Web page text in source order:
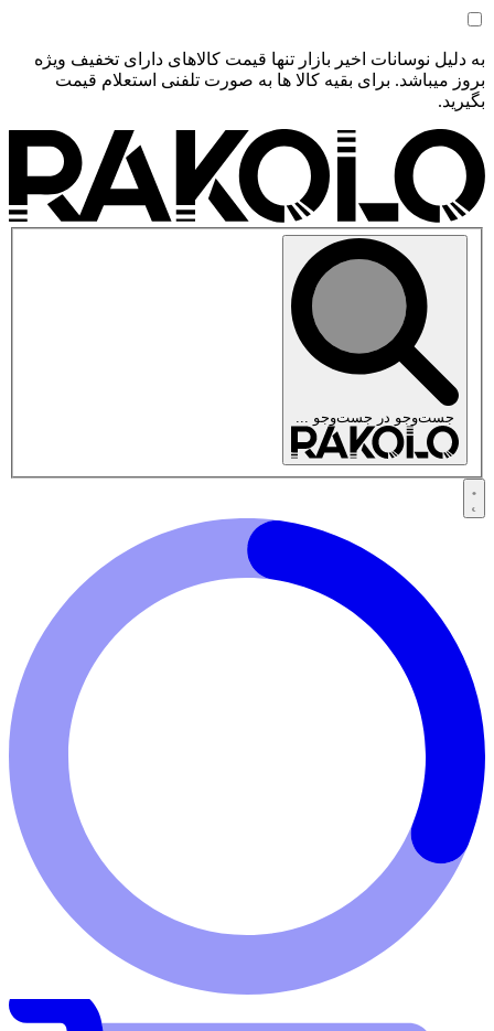
به دلیل نوسانات اخیر بازار تنها قیمت کالاهای دارای تخفیف ویژه
بروز میباشد. برای بقیه کالا ها به صورت تلفنی استعلام قیمت
بگیرید.
جست‌وجو در جست‌وجو ...